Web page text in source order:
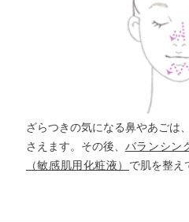
ざらつきの気になる鼻やあごは
さえます。 その後、 バランシン
（敏感肌用化粧液） で肌を整え